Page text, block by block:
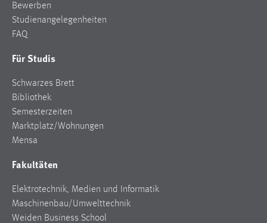
Bewerben
Studienangelegenheiten
FAQ
Für Studis
Schwarzes Brett
Bibliothek
Semesterzeiten
Marktplatz/Wohnungen
Mensa
Fakultäten
Elektrotechnik, Medien und Informatik
Maschinenbau/Umwelttechnik
Weiden Business School
Cookie Laufzeit:
24 Stunden
STATISTIK
Statistik Cookies erfassen Informationen anonym.
Diese Informationen helfen uns zu verstehen, wie
unsere Besucher unsere Website nutzen.
_pk_ref, _pk_cvar, _pk_id, _pk_ses
Zweck: